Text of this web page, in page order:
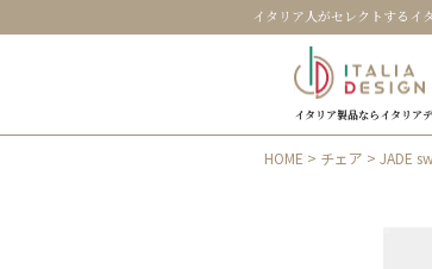
イタリア人がセレクトするイ
イタリア製品ならイタリア
HOME > チェア > JADE